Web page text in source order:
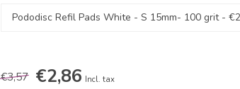
€3,57 €2,86 Incl. tax